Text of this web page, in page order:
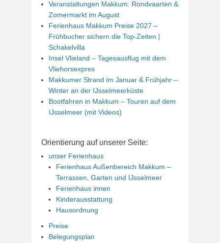
Veranstaltungen Makkum: Rondvaarten &
Zomermarkt im August
Ferienhaus Makkum Preise 2027 –
Frühbucher sichern die Top-Zeiten |
Schakelvilla
Insel Vlieland – Tagesausflug mit dem
Vliehorsexpres
Makkumer Strand im Januar & Frühjahr –
Winter an der IJsselmeerküste
Bootfahren in Makkum – Touren auf dem
IJsselmeer (mit Videos)
Orientierung auf unserer Seite:
unser Ferienhaus
Ferienhaus Außenbereich Makkum –
Terrassen, Garten und IJsselmeer
Ferienhaus innen
Kinderausstattung
Hausordnung
Preise
Belegungsplan